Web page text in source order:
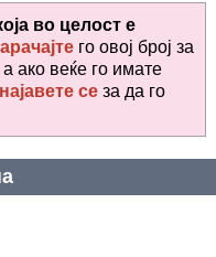
во целост е
го овој број за
а ако веќе го имате
најавете се за да го